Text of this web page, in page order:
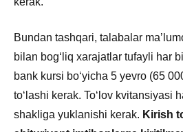
Bundan tashqari, talabalar
bilan bogʻliq xarajatlar tufayli har
bank kursi boʻyicha 5 yevro (65
toʻlashi kerak. Toʻlov kvitansiyasi
shakliga yuklanishi kerak. Kirish